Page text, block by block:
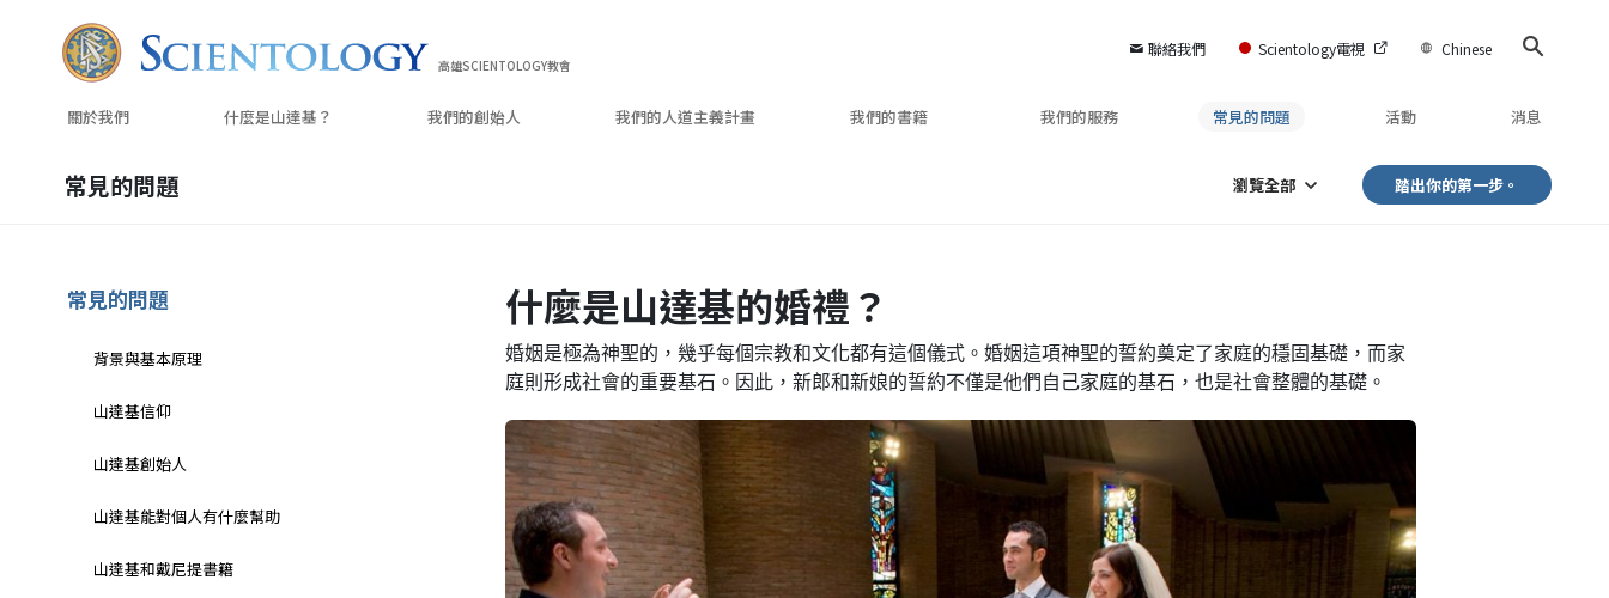
聯絡我們 Scientology電視 Chinese
高雄SCIENTOLOGY教會
關於我們 什麼是山達基？ 我們的創始人 我們的人道主義計畫 我們的書籍 我們的服務 常見的問題 活動 消息
常見的問題 瀏覽全部 踏出你的第一步。
什麼是山達基的婚禮？
婚姻是極為神聖的，幾乎每個宗教和文化都有這個儀式。婚姻這項神聖的誓約奠定了家庭的穩固基礎，而家
庭則形成社會的重要基石。因此，新郎和新娘的誓約不僅是他們自己家庭的基石，也是社會整體的基礎。
常見的問題
背景與基本原理
山達基信仰
山達基創始人
山達基能對個人有什麼幫助
山達基和戴尼提書籍